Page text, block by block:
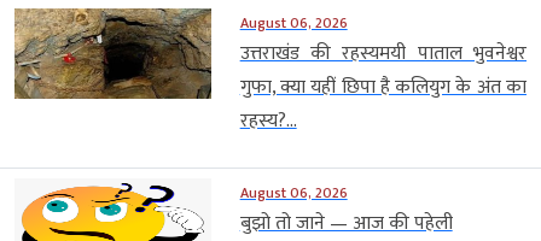
August 06, 2026
उत्तराखंड की रहस्यमयी पाताल भुवनेश्वर
गुफा, क्या यहीं छिपा है कलियुग के अंत का
रहस्य?...
August 06, 2026
बुझो तो जाने — आज की पहेली